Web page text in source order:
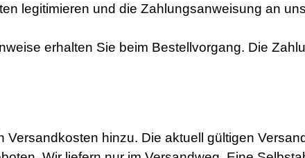
legitimieren und die Zahlungsanweisung an
erhalten Sie beim Bestellvorgang. Die
hinzu. Die aktuell gültigen